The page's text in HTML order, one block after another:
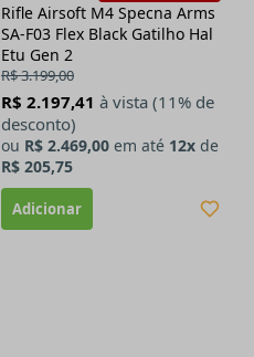
Rifle Airsoft M4 Specna Arms
SA-F03 Flex Black Gatilho Hal
Etu Gen 2
R$ 3.199,00
R$ 2.197,41 à vista (11% de
desconto)
ou R$ 2.469,00 em até 12x de
R$ 205,75